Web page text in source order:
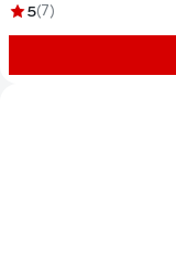
5(7)